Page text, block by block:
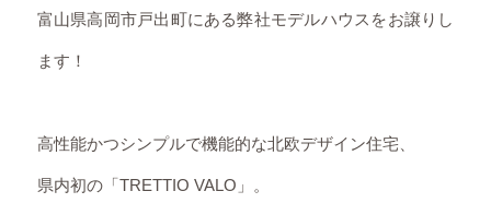
富山県高岡市戸出町にある弊社モデルハウスをお譲りし
ます！
高性能かつシンプルで機能的な北欧デザイン住宅、
県内初の「TRETTIO VALO」。